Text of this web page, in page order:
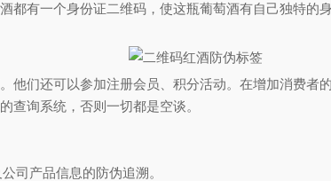
都有一个身份证二维码，使这瓶葡萄酒有自己独特
们还可以参加注册会员、积分活动。在增加消费者
查询系统，否则一切都是空谈。
产品信息的防伪追溯。